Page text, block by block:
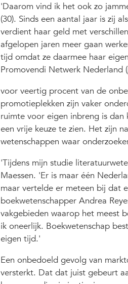
'Daarom vind ik het ook zo
(30). Sinds een aantal jaar is zij
verdient haar geld met
afgelopen jaren meer gaan
tijd omdat ze daarmee haar
Promovendi Netwerk Nederland
voor veertig procent van de
promotieplekken zijn vaker
ruimte voor eigen inbreng is dan
een vrije keuze te zien. Het zijn
wetenschappen waar
'Tijdens mijn studie
Maessen. 'Er is maar één
maar vertelde er meteen bij dat
boekwetenschapper Andrea
vakgebieden waarop het meest
ik oneerlijk. Boekwetenschap
eigen tijd.'
Een onbedoeld gevolg van
versterkt. Dat dat juist gebeurt